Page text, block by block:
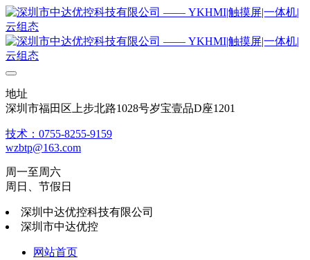
地址
深圳市福田区上步北路1028号岁宝壹品D座1201
技术：0755-8255-9159
wzbtp@163.com
周一至周六
周日、节假日
深圳中达优控科技有限公司
深圳市中达优控
网站首页